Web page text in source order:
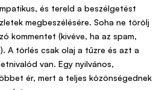
és tereld a beszélgetést
megbeszélésére. Soha ne törölj
kommentet (kivéve, ha az spam,
A törlés csak olaj a tűzre és azt a
van. Egy nyilvános,
ér, mert a teljes közönségednek